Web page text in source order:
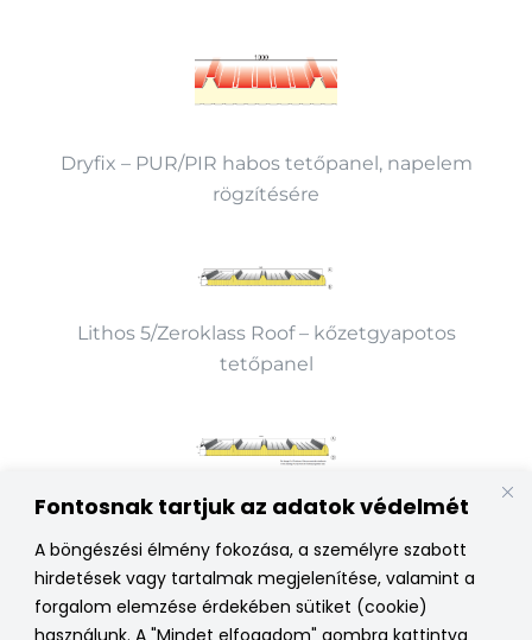
Fontosnak tartjuk az adatok védelmét
A böngészési élmény fokozása, a személyre szabott
hirdetések vagy tartalmak megjelenítése, valamint a
forgalom elemzése érdekében sütiket (cookie)
használunk. A "Mindet elfogadom" gombra kattintva
Dryfix – PUR/PIR habos tetőpanel, napelem
rögzítésére
Lithos 5/Zeroklass Roof – kőzetgyapotos
tetőpanel
Lithos 5 Sound – közetgyapotos, akusztikus
tetőpanel
Ajánlatkérés